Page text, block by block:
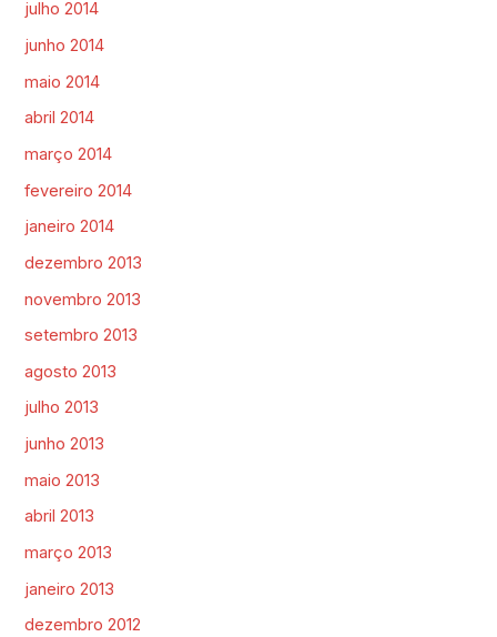
julho 2014
junho 2014
maio 2014
abril 2014
março 2014
fevereiro 2014
janeiro 2014
dezembro 2013
novembro 2013
setembro 2013
agosto 2013
julho 2013
junho 2013
maio 2013
abril 2013
março 2013
janeiro 2013
dezembro 2012